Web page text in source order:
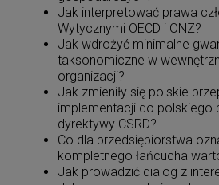
Jak interpretować prawa
Wytycznymi OECD i ONZ?
Jak wdrożyć minimalne
taksonomiczne w
organizacji?
Jak zmieniły się polskie
implementacji do polskiego
dyrektywy CSRD?
Co dla przedsiębiorstwa
kompletnego łańcucha
Jak prowadzić dialog z